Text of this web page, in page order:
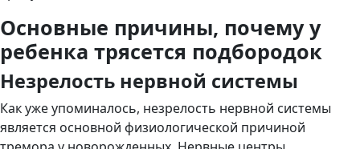
Основные причины, почему у
ребенка трясется подбородок
Незрелость нервной системы
Как уже упоминалось, незрелость нервной системы
является основной физиологической причиной